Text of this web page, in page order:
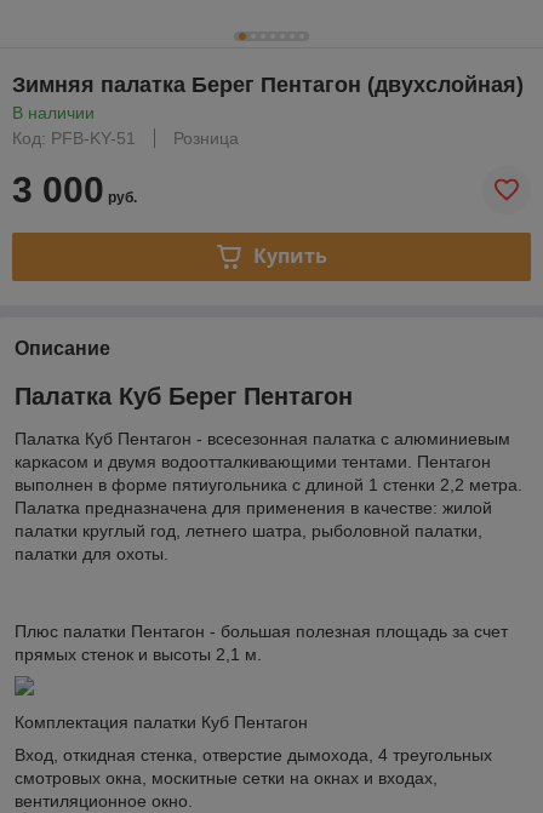
Зимняя палатка Берег Пентагон (двухслойная)
В наличии
Код: PFB-KY-51
Розница
3 000 руб.
Купить
Описание
Палатка Куб Берег Пентагон
Палатка Куб Пентагон - всесезонная палатка с алюминиевым
каркасом и двумя водоотталкивающими тентами. Пентагон
выполнен в форме пятиугольника с длиной 1 стенки 2,2 метра.
Палатка предназначена для применения в качестве: жилой
палатки круглый год, летнего шатра, рыболовной палатки,
палатки для охоты.
Плюс палатки Пентагон - большая полезная площадь за счет
прямых стенок и высоты 2,1 м.
Комплектация палатки Куб Пентагон
Вход, откидная стенка, отверстие дымохода, 4 треугольных
смотровых окна, москитные сетки на окнах и входах,
вентиляционное окно.